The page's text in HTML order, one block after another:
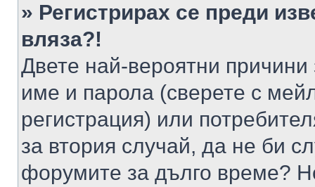
» Регистрирах се преди
вляза?!
Двете най-вероятни
име и парола (сверете с
регистрация) или
за втория случай, да не би
форумите за дълго време?